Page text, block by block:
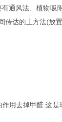
通风法、植物吸
传达的土方法(放
用去掉甲醛.这